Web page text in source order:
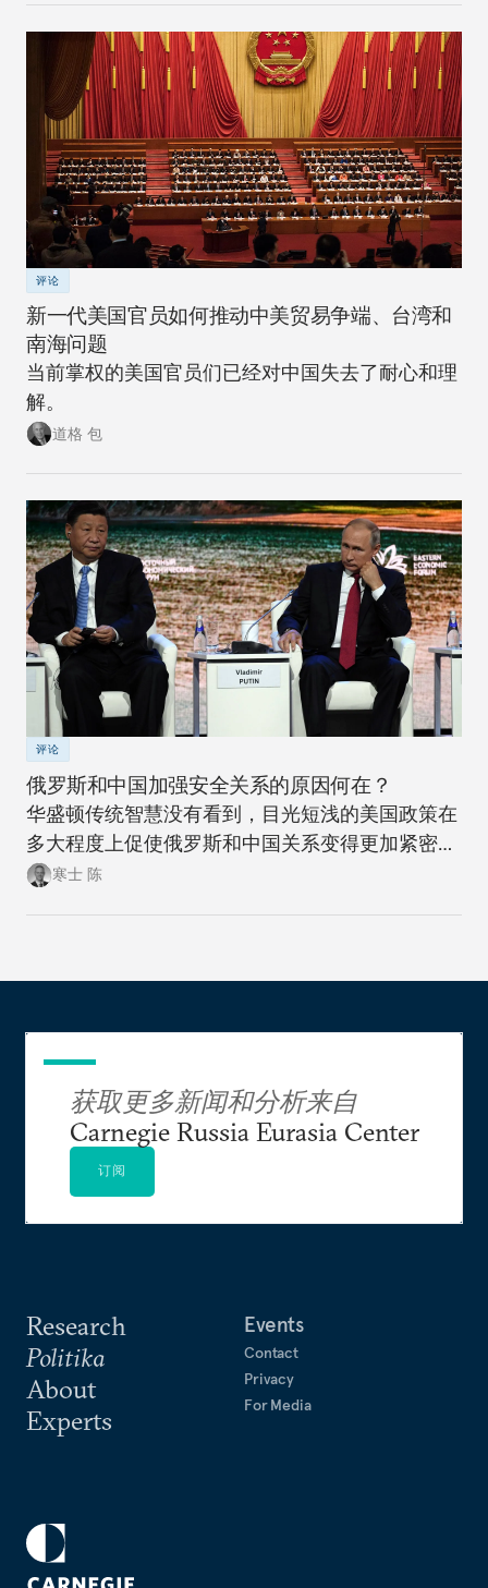
评论
新一代美国官员如何推动中美贸易争端、台湾和
南海问题
当前掌权的美国官员们已经对中国失去了耐心和理
解。
道格 包
评论
俄罗斯和中国加强安全关系的原因何在？
华盛顿传统智慧没有看到，目光短浅的美国政策在
多大程度上促使俄罗斯和中国关系变得更加紧密。
此次此刻，正是美国政策制定者们重新思考制定一
寒士 陈
Research
Politika
About
Experts
Events
Contact
Privacy
For Media
获取更多新闻和分析来自
Carnegie Russia Eurasia Center
订阅